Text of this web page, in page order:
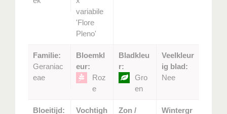
variabile
'Flore
Pleno'
Familie:
Geraniac
eae
Bloemkl
eur:
Roz
e
Bladkleu
r:
Gro
en
Veelkleur
ig blad:
Nee
Bloeitijd:
Vochtigh
Zon /
Wintergr